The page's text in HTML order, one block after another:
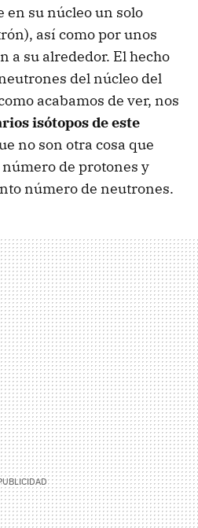
en su núcleo un solo
así como por unos
a su alrededor. El hecho
del núcleo del
acabamos de ver, nos
isótopos de este
no son otra cosa que
de protones y
número de neutrones.